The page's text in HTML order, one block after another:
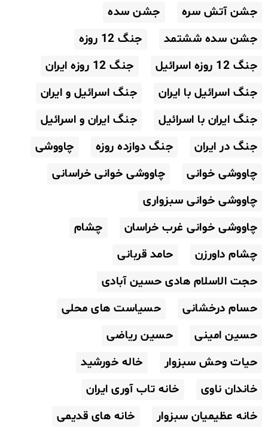
جشن آتش سره
جشن سده
جشن سده ششتمد
جنگ 12 روزه
جنگ 12 روزه اسرائیل
جنگ 12 روزه ایران
جنگ اسرائیل با ایران
جنگ اسرائیل و ایران
جنگ ایران با اسرائیل
جنگ ایران و اسرائیل
جنگ در ایران
جنگ دوازده روزه
چاووشی
چاووشی خوانی
چاووشی خوانی خراسانی
چاووشی خوانی سبزواری
چاووشی خوانی غرب خراسان
چشام
چشام داورزن
حامد قربانی
حجت الاسلام هادی حسین آبادی
حسام درخشانی
حسیاست های محلی
حسین امینی
حسین ریاضی
حیات وحش سبزوار
خاله خورشید
خاندان ناوی
خانه تاب آوری ایران
خانه عظیمیان سبزوار
خانه های قدیمی